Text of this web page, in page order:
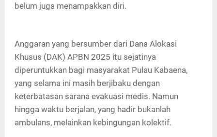
belum juga menampakkan diri.
Anggaran yang bersumber dari Dana Alokasi
Khusus (DAK) APBN 2025 itu sejatinya
diperuntukkan bagi masyarakat Pulau Kabaena,
yang selama ini masih berjibaku dengan
keterbatasan sarana evakuasi medis. Namun
hingga waktu berjalan, yang hadir bukanlah
ambulans, melainkan kebingungan kolektif.